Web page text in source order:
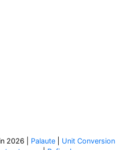
2026 Palaute
Unit Conversion